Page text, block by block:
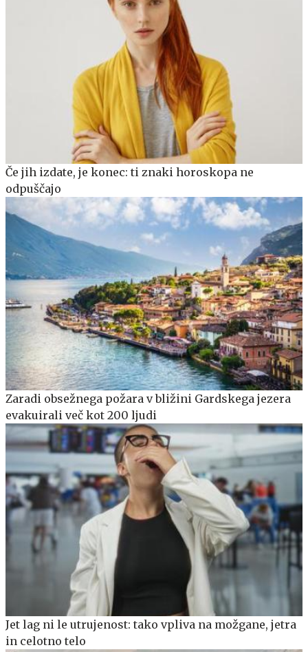
Če jih izdate, je konec: ti znaki horoskopa ne
odpuščajo
Zaradi obsežnega požara v bližini Gardskega jezera
evakuirali več kot 200 ljudi
Jet lag ni le utrujenost: tako vpliva na možgane, jetra
in celotno telo